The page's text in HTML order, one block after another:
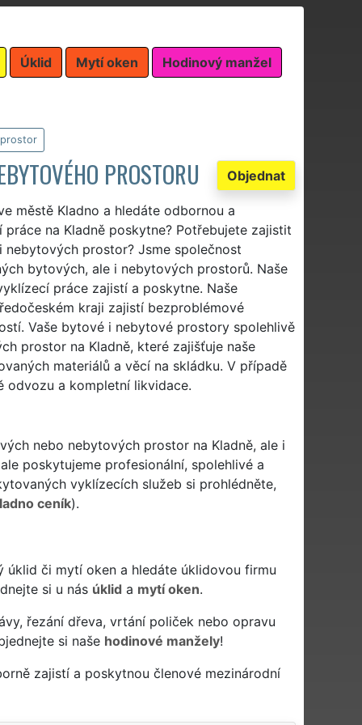
Úklid Mytí oken Hodinový manžel
Objednat
PROSTORU
městě Kladno a hledáte odbornou a
na Kladně poskytne? Potřebujete zajistit
prostor? Jsme společnost
bytových, ale i nebytových prostorů. Naše
práce zajistí a poskytne. Naše
kraji zajistí bezproblémové
Vaše bytové i nebytové prostory spolehlivě
prostor na Kladně, které zajišťuje naše
materiálů a věcí na skládku. V případě
odvozu a kompletní likvidace.
nebo nebytových prostor na Kladně, ale i
poskytujeme profesionální, spolehlivé a
vyklízecích služeb si prohlédněte,
ceník).
úklid či mytí oken a hledáte úklidovou firmu
si u nás úklid a mytí oken.
řezání dřeva, vrtání poliček nebo opravu
si naše hodinové manžely!
zajistí a poskytnou členové mezinárodní